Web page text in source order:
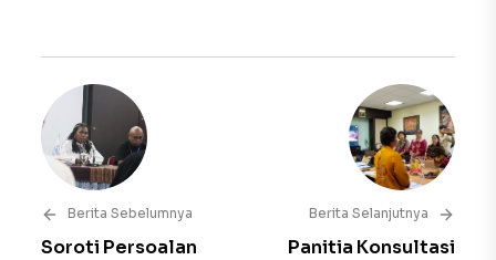
Berita Sebelumnya
Soroti Persoalan
Berita Selanjutnya
Panitia Konsultasi